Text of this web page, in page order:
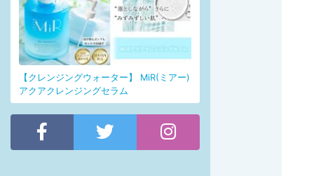
【クレンジングウォーター】 MiR(ミアー)
アクアクレンジングセラム